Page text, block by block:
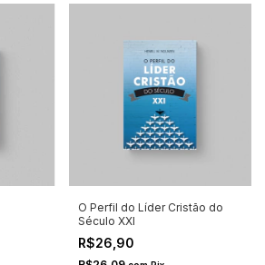
O Perfil do Líder Cristão do
Século XXI
R$26,90